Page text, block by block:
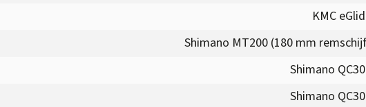
KMC
Shimano MT200 (180 mm
Shimano
Shimano